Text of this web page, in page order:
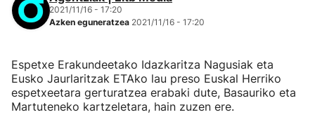
2021/11/16 - 17:20
Azken eguneratzea 2021/11/16 - 17:20
Espetxe Erakundeetako Idazkaritza Nagusiak eta
Eusko Jaurlaritzak ETAko lau preso Euskal Herriko
espetxeetara gerturatzea erabaki dute, Basauriko eta
Martuteneko kartzeletara, hain zuzen ere.